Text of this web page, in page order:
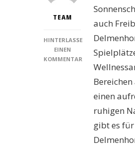
TEAM
HINTERLASSE
EINEN
KOMMENTAR
SCHWIMMBÄDER
DELMENHORST:
ENTDECKEN
auch
einen
ruhigen
gibt es